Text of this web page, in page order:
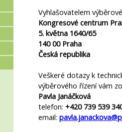
Vyhlašovatelem
Kongresové centrum
5. května 1640/65
140 00 Praha
Česká republika
Veškeré dotazy k
výběrového řízení vám
Pavla Janáčková
telefon: +420 739 539
email: